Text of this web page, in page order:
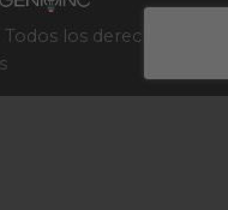
los derechos